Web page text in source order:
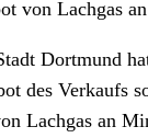
von Lachgas
Dortmund
des Verkaufs
Lachgas an